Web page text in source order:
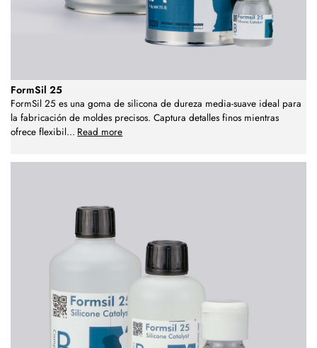
FormSil 25
FormSil 25 es una goma de silicona de dureza media-suave ideal para
la fabricación de moldes precisos. Captura detalles finos mientras
ofrece flexibil... Read more